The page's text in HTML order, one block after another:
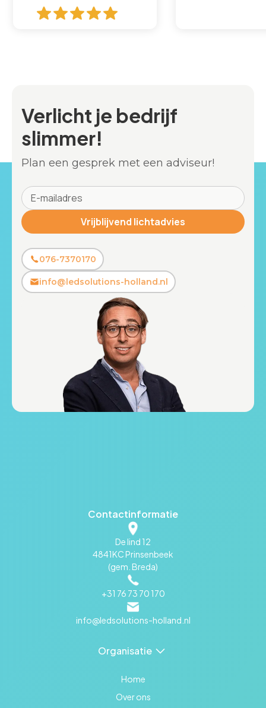
Verlicht je bedrijf
slimmer!
Plan een gesprek met een adviseur!
076-7370170
info@ledsolutions-holland.nl
Contactinformatie
De lind 12
4841KC Prinsenbeek
(gem. Breda)
+31 76 73 70 170
info@ledsolutions-holland.nl
Organisatie
Home
Over ons